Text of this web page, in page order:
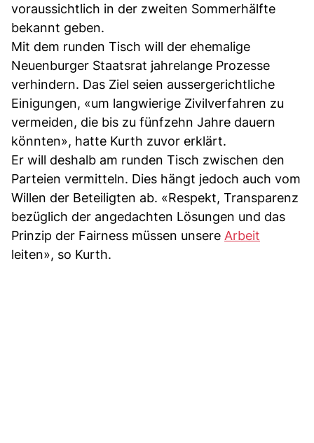
voraussichtlich in der zweiten Sommerhälfte
bekannt geben.
Mit dem runden Tisch will der ehemalige
Neuenburger Staatsrat jahrelange Prozesse
verhindern. Das Ziel seien aussergerichtliche
Einigungen, «um langwierige Zivilverfahren zu
vermeiden, die bis zu fünfzehn Jahre dauern
könnten», hatte Kurth zuvor erklärt.
Er will deshalb am runden Tisch zwischen den
Parteien vermitteln. Dies hängt jedoch auch vom
Willen der Beteiligten ab. «Respekt, Transparenz
bezüglich der angedachten Lösungen und das
Prinzip der Fairness müssen unsere Arbeit
leiten», so Kurth.